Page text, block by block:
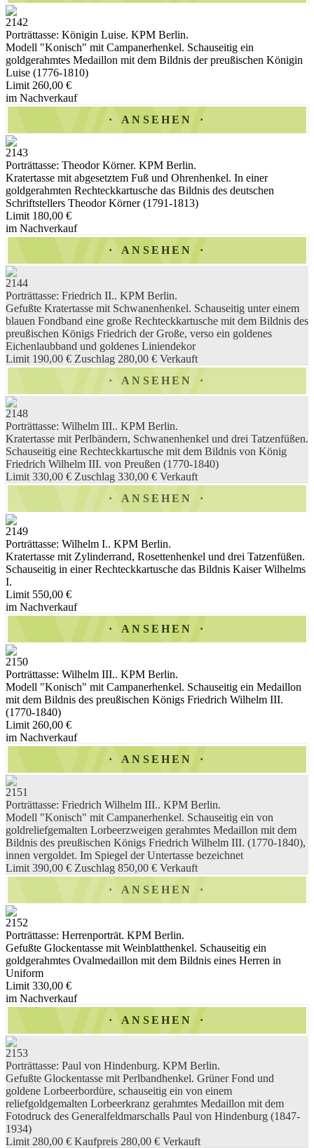
2142
Porträttasse: Königin Luise. KPM Berlin.
Modell "Konisch" mit Campanerhenkel. Schauseitig ein
goldgerahmtes Medaillon mit dem Bildnis der preußischen Königin
Luise (1776-1810)
Limit 260,00 €
im Nachverkauf
ANSEHEN
2143
Porträttasse: Theodor Körner. KPM Berlin.
Kratertasse mit abgesetztem Fuß und Ohrenhenkel. In einer
goldgerahmten Rechteckkartusche das Bildnis des deutschen
Schriftstellers Theodor Körner (1791-1813)
Limit 180,00 €
im Nachverkauf
ANSEHEN
2144
Porträttasse: Friedrich II.. KPM Berlin.
Gefußte Kratertasse mit Schwanenhenkel. Schauseitig unter einem
blauen Fondband eine große Rechteckkartusche mit dem Bildnis des
preußischen Königs Friedrich der Große, verso ein goldenes
Eichenlaubband und goldenes Liniendekor
Limit 190,00 € Zuschlag 280,00 € Verkauft
ANSEHEN
2148
Porträttasse: Wilhelm III.. KPM Berlin.
Kratertasse mit Perlbändern, Schwanenhenkel und drei Tatzenfüßen.
Schauseitig eine Rechteckkartusche mit dem Bildnis von König
Friedrich Wilhelm III. von Preußen (1770-1840)
Limit 330,00 € Zuschlag 330,00 € Verkauft
ANSEHEN
2149
Porträttasse: Wilhelm I.. KPM Berlin.
Kratertasse mit Zylinderrand, Rosettenhenkel und drei Tatzenfüßen.
Schauseitig in einer Rechteckkartusche das Bildnis Kaiser Wilhelms
I.
Limit 550,00 €
im Nachverkauf
ANSEHEN
2150
Porträttasse: Wilhelm III.. KPM Berlin.
Modell "Konisch" mit Campanerhenkel. Schauseitig ein Medaillon
mit dem Bildnis des preußischen Königs Friedrich Wilhelm III.
(1770-1840)
Limit 260,00 €
im Nachverkauf
ANSEHEN
2151
Porträttasse: Friedrich Wilhelm III.. KPM Berlin.
Modell "Konisch" mit Campanerhenkel. Schauseitig ein von
goldreliefgemalten Lorbeerzweigen gerahmtes Medaillon mit dem
Bildnis des preußischen Königs Friedrich Wilhelm III. (1770-1840),
innen vergoldet. Im Spiegel der Untertasse bezeichnet
Limit 390,00 € Zuschlag 850,00 € Verkauft
ANSEHEN
2152
Porträttasse: Herrenporträt. KPM Berlin.
Gefußte Glockentasse mit Weinblatthenkel. Schauseitig ein
goldgerahmtes Ovalmedaillon mit dem Bildnis eines Herren in
Uniform
Limit 330,00 €
im Nachverkauf
ANSEHEN
2153
Porträttasse: Paul von Hindenburg. KPM Berlin.
Gefußte Glockentasse mit Perlbandhenkel. Grüner Fond und
goldene Lorbeerbordüre, schauseitig ein von einem
reliefgoldgemalten Lorbeerkranz gerahmtes Medaillon mit dem
Fotodruck des Generalfeldmarschalls Paul von Hindenburg (1847-
1934)
Limit 280,00 € Kaufpreis 280,00 € Verkauft